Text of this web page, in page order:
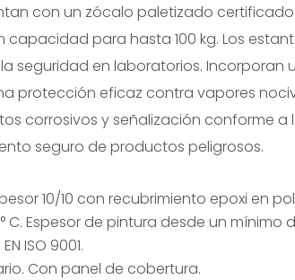
con un zócalo paletizado
para hasta 100 kg. Los
seguridad en laboratorios. Incorporan
protección eficaz contra vapores
corrosivos y señalización conforme a
seguro de productos peligrosos.
10/10 con recubrimiento epoxi en
Espesor de pintura desde un mínimo
ISO 9001.
Con panel de cobertura.